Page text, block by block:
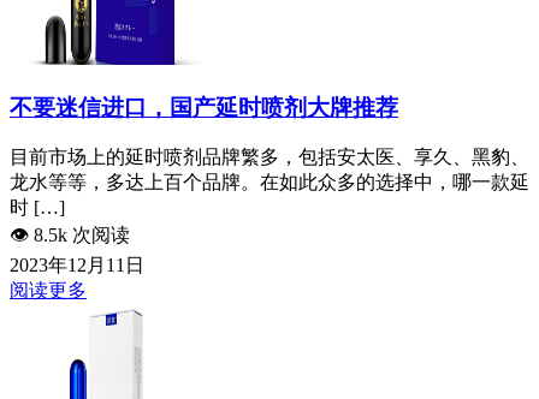
不要迷信进口，国产延时喷剂大牌推荐
目前市场上的延时喷剂品牌繁多，包括安太医、享久、黑豹、
龙水等等，多达上百个品牌。在如此众多的选择中，哪一款延
时 […]
👁️ 8.5k 次阅读
2023年12月11日
阅读更多